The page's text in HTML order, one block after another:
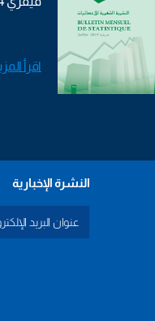
اقرأ
النشرة الإخبارية